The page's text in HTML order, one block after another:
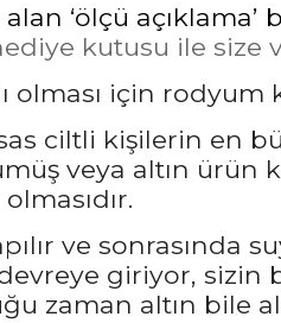
‘ölçü
kutusu ile
için rodyum
ciltli kişilerin en
veya altın
ve sonrasında
giriyor, sizin
zaman altın bile